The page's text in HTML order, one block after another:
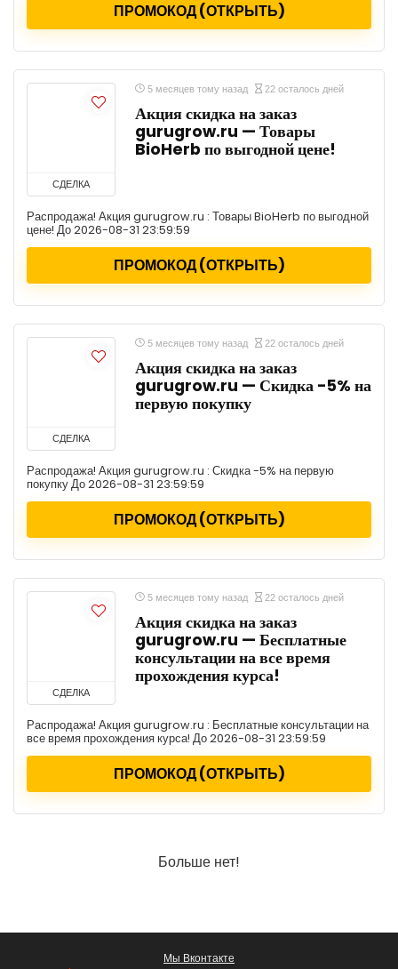
ПРОМОКОД (ОТКРЫТЬ)
СДЕЛКА
5 месяцев тому назад 22 осталось дней
Акция скидка на заказ
gurugrow.ru — Товары
BioHerb по выгодной цене!
Распродажа! Акция gurugrow.ru : Товары BioHerb по выгодной
цене! До 2026-08-31 23:59:59
ПРОМОКОД (ОТКРЫТЬ)
СДЕЛКА
5 месяцев тому назад 22 осталось дней
Акция скидка на заказ
gurugrow.ru — Скидка -5% на
первую покупку
Распродажа! Акция gurugrow.ru : Скидка -5% на первую
покупку До 2026-08-31 23:59:59
ПРОМОКОД (ОТКРЫТЬ)
СДЕЛКА
5 месяцев тому назад 22 осталось дней
Акция скидка на заказ
gurugrow.ru — Бесплатные
консультации на все время
прохождения курса!
Распродажа! Акция gurugrow.ru : Бесплатные консультации на
все время прохождения курса! До 2026-08-31 23:59:59
ПРОМОКОД (ОТКРЫТЬ)
Больше нет!
Мы Вконтакте